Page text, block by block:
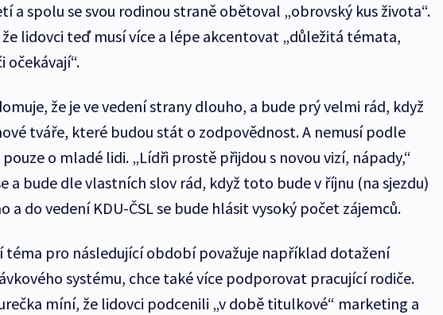
a spolu se svou rodinou straně obětoval „obrovský kus života“.
lidovci teď musí více a lépe akcentovat „důležitá témata,
očekávají“.
že je ve vedení strany dlouho, a bude prý velmi rád, když
tváře, které budou stát o zodpovědnost. A nemusí podle
o mladé lidi. „Lídři prostě přijdou s novou vizí, nápady,“
a bude dle vlastních slov rád, když toto bude v říjnu (na sjezdu)
a do vedení KDU-ČSL se bude hlásit vysoký počet zájemců.
téma pro následující období považuje například dotažení
systému, chce také více podporovat pracující rodiče.
míní, že lidovci podcenili „v době titulkové“ marketing a